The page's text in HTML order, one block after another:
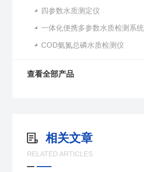
四参数水质测定仪
一体化便携多参数水质检测系统
COD氨氮总磷水质检测仪
查看全部产品
相关文章
RELATED ARTICLES